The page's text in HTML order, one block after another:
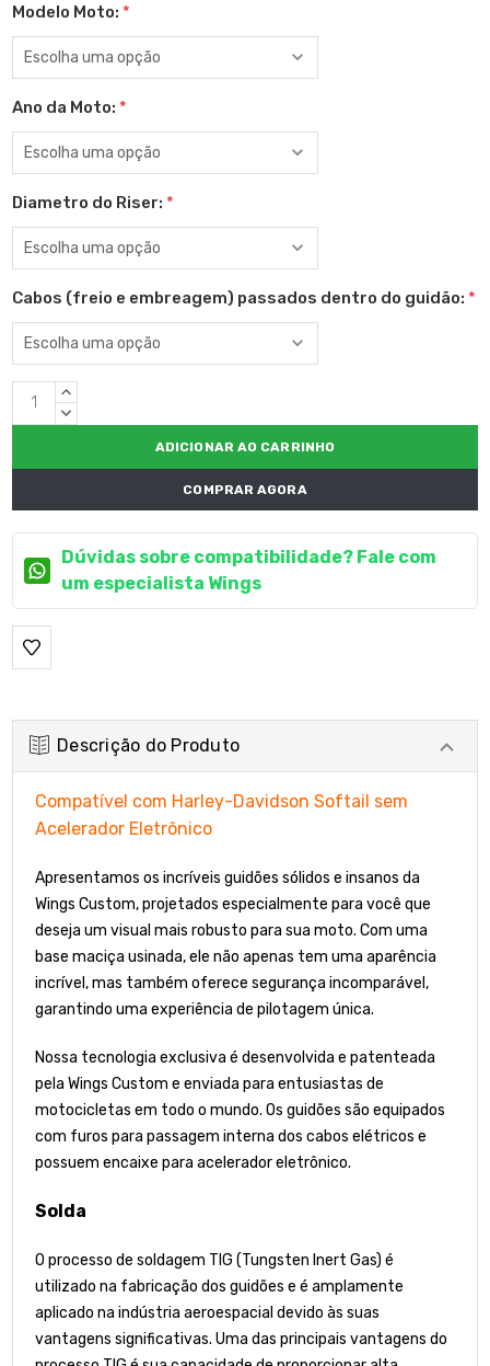
Modelo Moto: *
Ano da Moto: *
Diametro do Riser: *
Cabos (freio e embreagem) passados dentro do guidão: *
EstoqueQUANTIDADE
CRESCENTE:
QUANTIDADE
COMPRAR AGORA
Dúvidas sobre compatibilidade? Fale com
um especialista Wings
Descrição do Produto
Compatível com Harley-Davidson Softail sem
Acelerador Eletrônico
Apresentamos os incríveis guidões sólidos e insanos da
Wings Custom, projetados especialmente para você que
deseja um visual mais robusto para sua moto. Com uma
base maciça usinada, ele não apenas tem uma aparência
incrível, mas também oferece segurança incomparável,
garantindo uma experiência de pilotagem única.
Nossa tecnologia exclusiva é desenvolvida e patenteada
pela Wings Custom e enviada para entusiastas de
motocicletas em todo o mundo. Os guidões são equipados
com furos para passagem interna dos cabos elétricos e
possuem encaixe para acelerador eletrônico.
Solda
O processo de soldagem TIG (Tungsten Inert Gas) é
utilizado na fabricação dos guidões e é amplamente
aplicado na indústria aeroespacial devido às suas
vantagens significativas. Uma das principais vantagens do